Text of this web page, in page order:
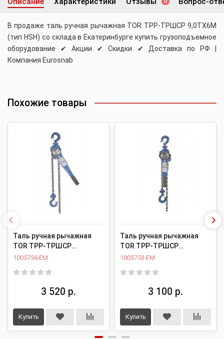
0
В продаже таль ручная рычажная TOR ТРР-ТРШСР 9,0ТХ6М
(тип HSH) со склада в Екатеринбурге купить грузоподъемное
оборудование ✔ Акции ✔ Скидки ✔ Доставка по РФ |
Компания Eurosnab
Похожие товары
Таль ручная рычажная
TOR ТРР-ТРШСР
0,5ТХ1,5М (тип HSH)
1005756-EM
3 520 р.
Купить
Таль ручная рычажная
TOR ТРР-ТРШСР
0,75ТХ1,5М (тип HSH)
1005758-EM
3 100 р.
Купить